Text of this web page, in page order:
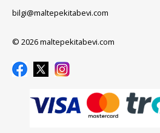
bilgi@maltepekitabevi.com
© 2026 maltepekitabevi.com